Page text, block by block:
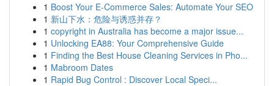
1 Boost Your E-Commerce Sales: Automate Your SEO
1 新山下水：危险与诱惑并存？
1 copyright in Australia has become a major issue...
1 Unlocking EA88: Your Comprehensive Guide
1 Finding the Best House Cleaning Services in Pho...
1 Mabroom Dates
1 Rapid Bug Control : Discover Local Speci...